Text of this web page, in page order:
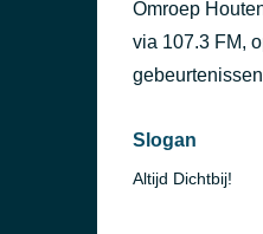
Sniff ’n’
Omroep
via 107.3 FM,
Slogan
Altijd Dichtbij!